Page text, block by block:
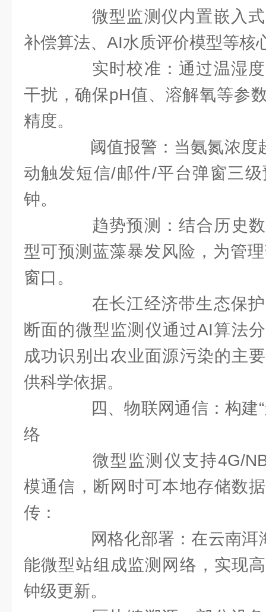
微型监测仪内置嵌入式
补偿算法、AI水质评价模型等核
实时校准：通过温湿度
干扰，确保pH值、溶解氧等参
精度。
阈值报警：当氨氮浓度
动触发短信/邮件/平台弹窗三
钟。
趋势预测：结合历史数
型可预测蓝藻暴发风险，为管
窗口。
在长江经济带生态保护
断面的微型监测仪通过AI算法
成功识别出农业面源污染的主
供科学依据。
四、物联网通信：构建“
络
微型监测仪支持4G/
模通信，断网时可本地存储数
传：
网格化部署：在云南洱
能微型站组成监测网络，实现
钟级更新。